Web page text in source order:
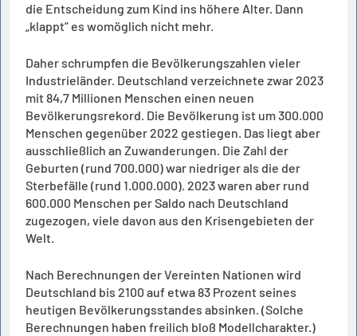
die Entscheidung zum Kind ins höhere Alter. Dann
„klappt” es womöglich nicht mehr.
Daher schrumpfen die Bevölkerungszahlen vieler
Industrieländer. Deutschland verzeichnete zwar 2023
mit 84,7 Millionen Menschen einen neuen
Bevölkerungsrekord. Die Bevölkerung ist um 300.000
Menschen gegenüber 2022 gestiegen. Das liegt aber
ausschließlich an Zuwanderungen. Die Zahl der
Geburten (rund 700.000) war niedriger als die der
Sterbefälle (rund 1.000.000). 2023 waren aber rund
600.000 Menschen per Saldo nach Deutschland
zugezogen, viele davon aus den Krisengebieten der
Welt.
Nach Berechnungen der Vereinten Nationen wird
Deutschland bis 2100 auf etwa 83 Prozent seines
heutigen Bevölkerungsstandes absinken. (Solche
Berechnungen haben freilich bloß Modellcharakter.)